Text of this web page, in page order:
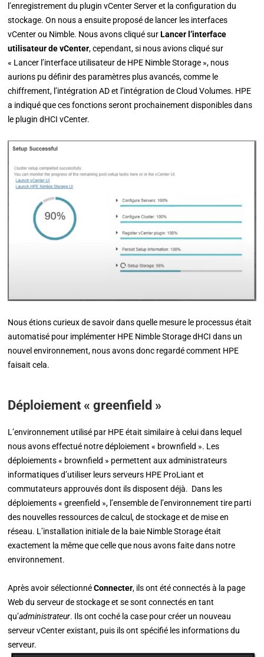
l’enregistrement du plugin vCenter Server et la configuration du
stockage. On nous a ensuite proposé de lancer les interfaces
vCenter ou Nimble. Nous avons cliqué surLancer l’interface
utilisateur de vCenter, cependant, si nous avions cliqué sur
« Lancer l’interface utilisateur de HPE Nimble Storage », nous
aurions pu définir des paramètres plus avancés, comme le
chiffrement, l’intégration AD et l’intégration de Cloud Volumes. HPE
a indiqué que ces fonctions seront prochainement disponibles dans
le plugin dHCI vCenter.
Nous étions curieux de savoir dans quelle mesure le processus était
automatisé pour implémenter HPE Nimble Storage dHCI dans un
nouvel environnement, nous avons donc regardé comment HPE
faisait cela.
Déploiement « greenfield »
L’environnement utilisé par HPE était similaire à celui dans lequel
nous avons effectué notre déploiement « brownfield ». Les
déploiements « brownfield » permettent aux administrateurs
informatiques d’utiliser leurs serveurs HPE ProLiant et
commutateurs approuvés dont ils disposent déjà. Dans les
déploiements « greenfield », l’ensemble de l’environnement tire parti
des nouvelles ressources de calcul, de stockage et de mise en
réseau. L’installation initiale de la baie Nimble Storage était
exactement la même que celle que nous avons faite dans notre
environnement.
Après avoir sélectionnéConnecter, ils ont été connectés à la page
Web du serveur de stockage et se sont connectés en tant
qu’administrateur. Ils ont coché la case pour créer un nouveau
serveur vCenter existant, puis ils ont spécifié les informations du
serveur.